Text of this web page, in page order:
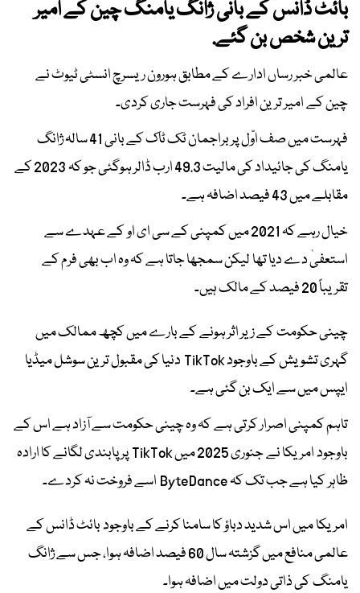
بائٹ ڈانس کے بانی ژانگ یامنگ چین کے امیر
ترین شخص بن گئے.
عالمی خبر رساں ادارے کے مطابق ہورون ریسرچ انسٹی ٹیوٹ نے
چین کے امیر ترین افراد کی فہرست جاری کردی۔
فہرست میں صف اوّل پر براجمان ٹک ٹاک کے بانی 41 سالہ ژانگ
یامنگ کی جائیداد کی مالیت 49.3 ارب ڈالر ہوگئی جو کہ 2023 کے
مقابلے میں 43 فیصد اضافہ ہے۔
خیال رہے کہ 2021 میں کمپنی کے سی ای او کے عہدے سے
استعفیٰ دے دیا تھا لیکن سمجھا جاتا ہے کہ وہ اب بھی فرم کے
تقریباً 20 فیصد کے مالک ہیں۔
چینی حکومت کے زیر اثر ہونے کے بارے میں کچھ ممالک میں
گہری تشویش کے باوجود TikTok دنیا کی مقبول ترین سوشل میڈیا
ایپس میں سے ایک بن گئی ہے۔
تاہم کمپنی اصرار کرتی ہے کہ وہ چینی حکومت سے آزاد ہے اس کے
باوجود امریکا نے جنوری 2025 میں TikTok پر پابندی لگانے کا ارادہ
ظاہر کیا ہے جب تک کہ ByteDance اسے فروخت نہ کردے۔
امریکا میں اس شدید دباؤ کا سامنا کرنے کے باوجود بائٹ ڈانس کے
عالمی منافع میں گزشتہ سال 60 فیصد اضافہ ہوا، جس سے ژانگ
یامنگ کی ذاتی دولت میں اضافہ ہوا۔